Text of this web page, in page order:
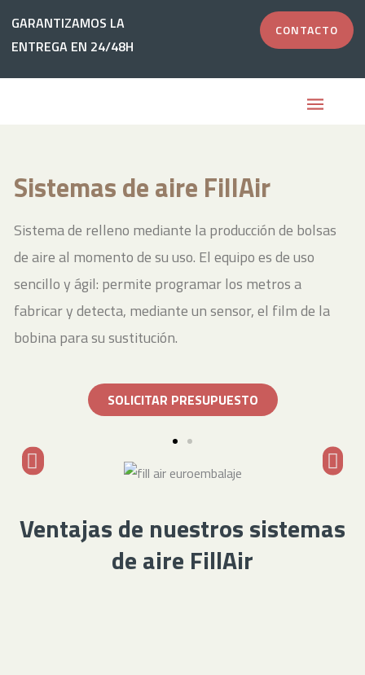
contenido
GARANTIZAMOS LA
ENTREGA EN 24/48H
CONTACTO
GARANTIZAMOS LA
ENTREGA EN 24/48H
CONTACTO
Sistemas de aire FillAir
Sistema de relleno mediante la producción de bolsas
de aire al momento de su uso. El equipo es de uso
sencillo y ágil: permite programar los metros a
fabricar y detecta, mediante un sensor, el film de la
bobina para su sustitución.
SOLICITAR PRESUPUESTO
Ventajas de nuestros sistemas
de aire FillAir